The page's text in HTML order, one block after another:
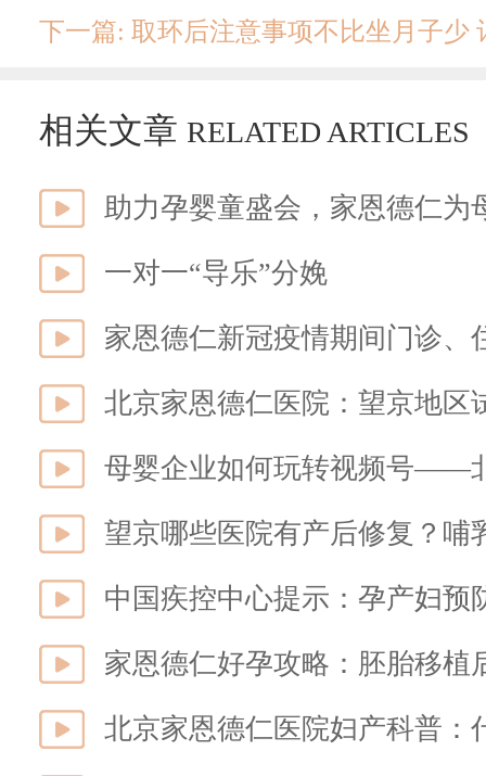
相关文章 RELATED ARTICLES
助力孕婴童盛会，家恩德仁为
一对一“导乐”分娩
家恩德仁新冠疫情期间门诊、
母婴企业如何玩转视频号——
望京哪些医院有产后修复？哺
中国疾控中心提示：孕产妇预
北京家恩德仁医院妇产科普：